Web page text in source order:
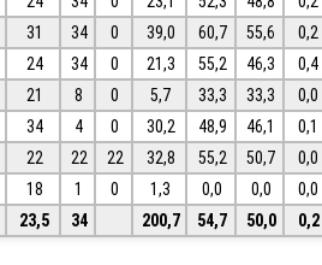
31 34 0 39,0 60,7 55,6
0,2
24 34 0 21,3 55,2 46,3
0,4
21 8 0 5,7 33,3 33,3
0,0
34 4 0 30,2 48,9 46,1
0,1
22 22 22 32,8 55,2 50,7
0,0
18 1 0 1,3 0,0 0,0
0,0
23,5 34 200,7 54,7 50,0 0,2